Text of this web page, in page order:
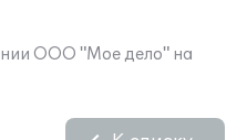
ООО "Мое дело" на